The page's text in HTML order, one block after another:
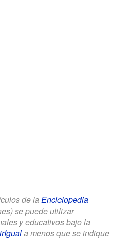
de la Enciclopedia
se puede utilizar
y educativos bajo la
a menos que se indique